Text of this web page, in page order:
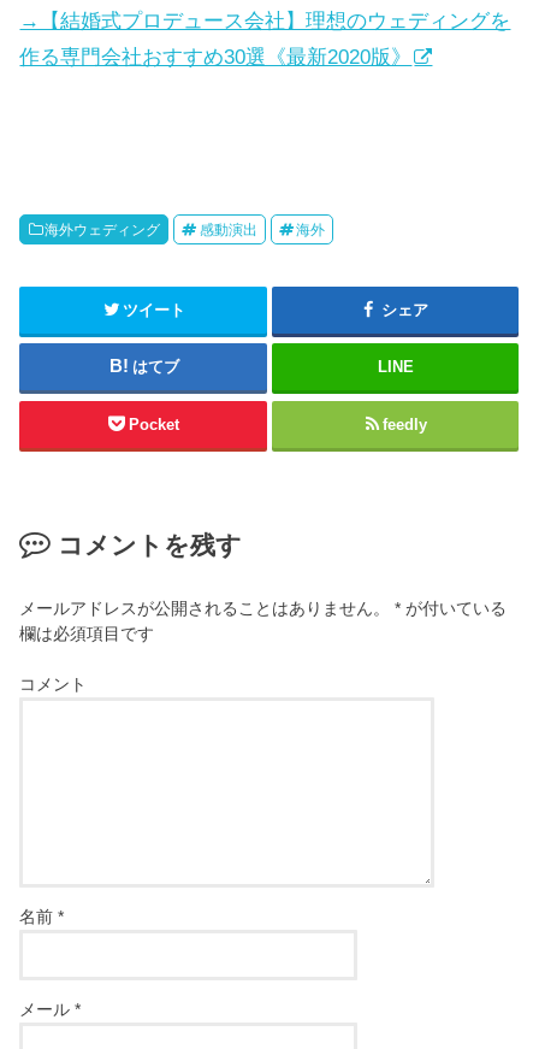
→【結婚式プロデュース会社】理想のウェディングを
作る専門会社おすすめ30選《最新2020版》
海外ウェディング 感動演出 海外
ツイート シェア
はてブ LINE
Pocket feedly
コメントを残す
メールアドレスが公開されることはありません。 * が付いている
欄は必須項目です
コメント
名前*
メール*